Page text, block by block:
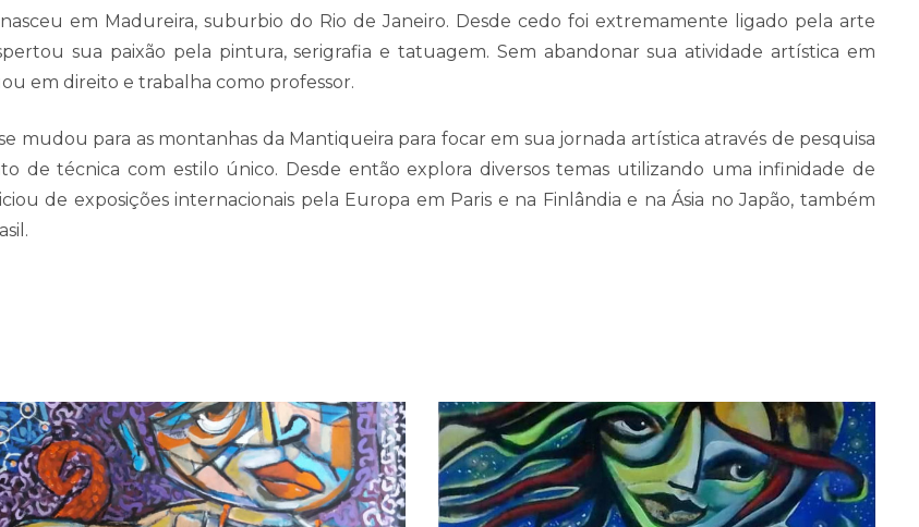
em Madureira, suburbio do Rio de Janeiro. Desde cedo foi extremamente ligado pela arte
sua paixão pela pintura, serigrafia e tatuagem. Sem abandonar sua atividade artística em
em direito e trabalha como professor.
mudou para as montanhas da Mantiqueira para focar em sua jornada artística através de pesquisa
de técnica com estilo único. Desde então explora diversos temas utilizando uma infinidade de
de exposições internacionais pela Europa em Paris e na Finlândia e na Ásia no Japão, também